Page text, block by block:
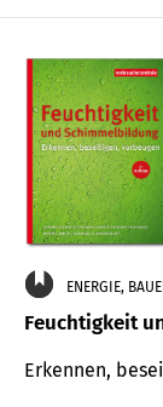
ENERGIE,
Feuchtigkeit
Erkennen,